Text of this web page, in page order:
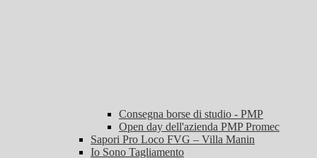
Consegna borse di studio - PMP
Open day dell'azienda PMP Promec
Sapori Pro Loco FVG – Villa Manin
Io Sono Tagliamento